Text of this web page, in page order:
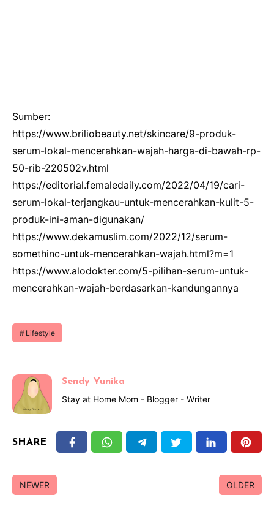
Sumber:
https://www.briliobeauty.net/skincare/9-produk-
serum-lokal-mencerahkan-wajah-harga-di-bawah-rp-
50-rib-220502v.html
https://editorial.femaledaily.com/2022/04/19/cari-
serum-lokal-terjangkau-untuk-mencerahkan-kulit-5-
produk-ini-aman-digunakan/
https://www.dekamuslim.com/2022/12/serum-
somethinc-untuk-mencerahkan-wajah.html?m=1
https://www.alodokter.com/5-pilihan-serum-untuk-
mencerahkan-wajah-berdasarkan-kandungannya
Lifestyle
Sendy Yunika
Stay at Home Mom - Blogger - Writer
SHARE
NEWER OLDER